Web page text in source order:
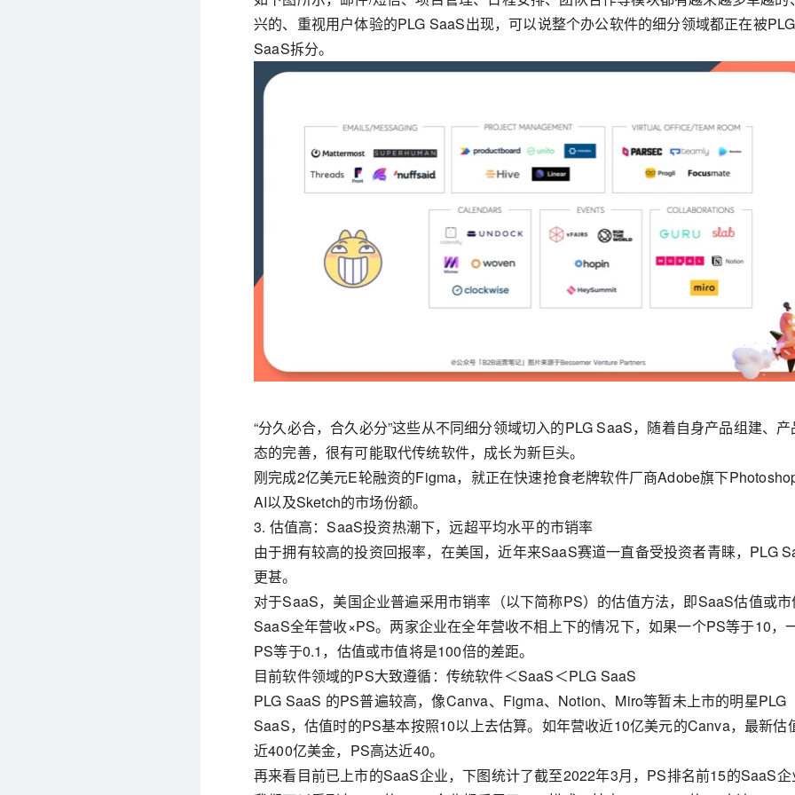
兴的、重视用户体验的PLG SaaS出现，可以说整个办公软件的细分领域都正在被PLG
SaaS拆分。
“分久必合，合久必分”这些从不同细分领域切入的PLG SaaS，随着自身产品组建、
态的完善，很有可能取代传统软件，成长为新巨头。
刚完成2亿美元E轮融资的Figma，就正在快速抢食老牌软件厂商Adobe旗下
AI以及Sketch的市场份额。
3. 估值高：SaaS投资热潮下，远超平均水平的市销率
由于拥有较高的投资回报率，在美国，近年来SaaS赛道一直备受投资者青睐，PLG
更甚。
对于SaaS，美国企业普遍采用市销率（以下简称PS）的估值方法，即SaaS估值或
SaaS全年营收×PS。两家企业在全年营收不相上下的情况下，如果一个PS等于10，
PS等于0.1，估值或市值将是100倍的差距。
目前软件领域的PS大致遵循：传统软件＜SaaS＜PLG SaaS
PLG SaaS 的PS普遍较高，像Canva、Figma、Notion、Miro等暂未上市的明星PLG
SaaS，估值时的PS基本按照10以上去估算。如年营收近10亿美元的Canva，最新估
近400亿美金，PS高达近40。
再来看目前已上市的SaaS企业，下图统计了截至2022年3月，PS排名前15的SaaS企